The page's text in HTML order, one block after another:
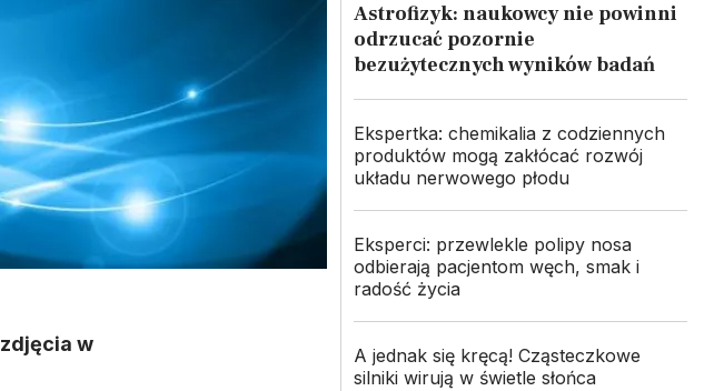
w
Astrofizyk: naukowcy nie powinni
odrzucać pozornie
bezużytecznych wyników badań
Ekspertka: chemikalia z codziennych
produktów mogą zakłócać rozwój
układu nerwowego płodu
Eksperci: przewlekle polipy nosa
odbierają pacjentom węch, smak i
radość życia
A jednak się kręcą! Cząsteczkowe
silniki wirują w świetle słońca